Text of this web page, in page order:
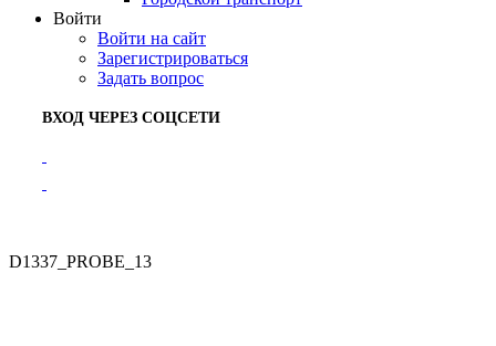
Войти
Войти на сайт
Зарегистрироваться
Задать вопрос
ВХОД ЧЕРЕЗ СОЦСЕТИ